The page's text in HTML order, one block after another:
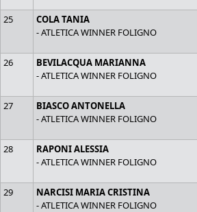
25
COLA TANIA
- ATLETICA WINNER FOLIGNO
26
BEVILACQUA MARIANNA
- ATLETICA WINNER FOLIGNO
27
BIASCO ANTONELLA
- ATLETICA WINNER FOLIGNO
28
RAPONI ALESSIA
- ATLETICA WINNER FOLIGNO
29
NARCISI MARIA CRISTINA
- ATLETICA WINNER FOLIGNO